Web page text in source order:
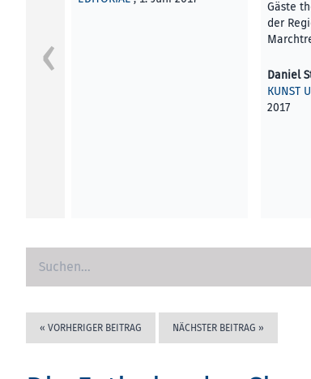
Gäste
der
Daniel
KUNST
2017
« VORHERIGER BEITRAG NÄCHSTER BEITRAG »